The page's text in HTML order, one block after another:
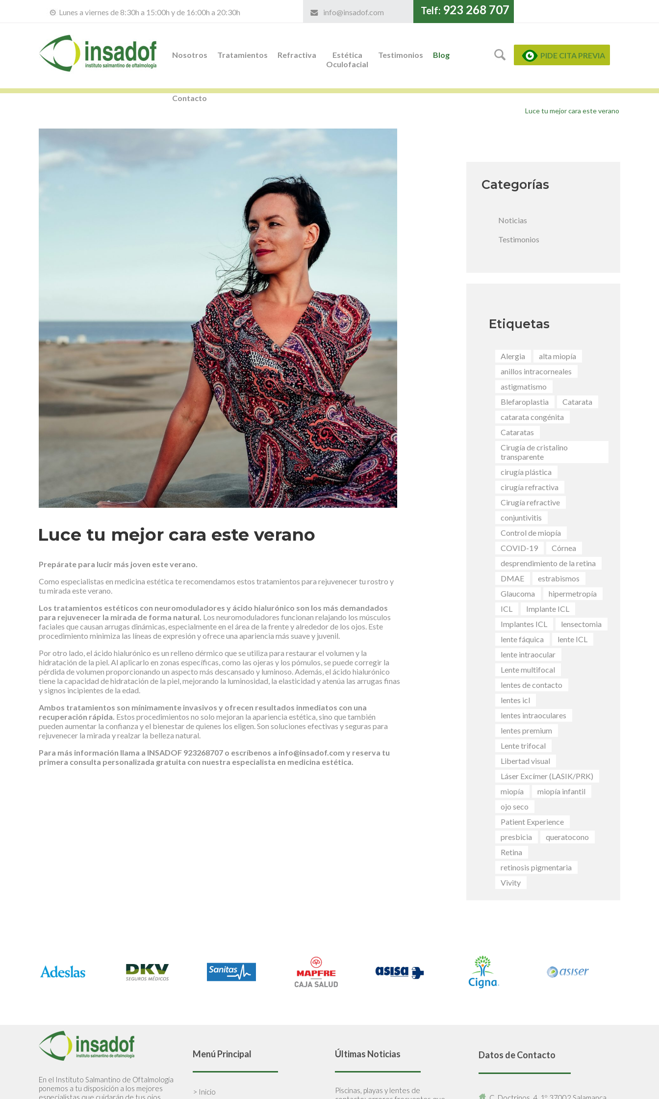
Lunes a viernes de 8:30h a 15:00h y de 16:00h a 20:30h info@insadof.com Telf: 923 268 707
Nosotros Tratamientos Refractiva
Estética
Oculofacial
Testimonios Blog
Contacto
PIDE CITA PREVIA
Luce tu mejor cara este verano
Luce tu mejor cara este verano
Prepárate para lucir más joven este verano.
Como especialistas en medicina estética te recomendamos estos tratamientos para rejuvenecer tu rostro y
tu mirada este verano.
Los tratamientos estéticos con neuromoduladores y ácido hialurónico son los más demandados
para rejuvenecer la mirada de forma natural. Los neuromoduladores funcionan relajando los músculos
faciales que causan arrugas dinámicas, especialmente en el área de la frente y alrededor de los ojos. Este
procedimiento minimiza las líneas de expresión y ofrece una apariencia más suave y juvenil.
Por otro lado, el ácido hialurónico es un relleno dérmico que se utiliza para restaurar el volumen y la
hidratación de la piel. Al aplicarlo en zonas específicas, como las ojeras y los pómulos, se puede corregir la
pérdida de volumen proporcionando un aspecto más descansado y luminoso. Además, el ácido hialurónico
tiene la capacidad de hidratación de la piel, mejorando la luminosidad, la elasticidad y atenúa las arrugas finas
y signos incipientes de la edad.
Ambos tratamientos son mínimamente invasivos y ofrecen resultados inmediatos con una
recuperación rápida. Estos procedimientos no solo mejoran la apariencia estética, sino que también
pueden aumentar la confianza y el bienestar de quienes los eligen. Son soluciones efectivas y seguras para
rejuvenecer la mirada y realzar la belleza natural.
Para más información llama a INSADOF 923268707 o escríbenos a info@insadof.com y reserva tu
primera consulta personalizada gratuita con nuestra especialista en medicina estética.
Categorías
Noticias
Testimonios
Etiquetas
Alergia
alta miopía
anillos intracorneales
astigmatismo
Blefaroplastia
Catarata
catarata congénita
Cataratas
Cirugía de cristalino
transparente
cirugía plástica
cirugía refractiva
Cirugía refractive
conjuntivitis
Control de miopía
COVID-19
Córnea
desprendimiento de la retina
DMAE
estrabismos
Glaucoma
hipermetropía
ICL
Implante ICL
Implantes ICL
lensectomia
lente fáquica
lente ICL
lente intraocular
Lente multifocal
lentes de contacto
lentes icl
lentes intraoculares
lentes premium
Lente trifocal
Libertad visual
Láser Excímer (LASIK/PRK)
miopía
miopía infantil
ojo seco
Patient Experience
presbicia
queratocono
Retina
retinosis pigmentaria
Vivity
En el Instituto Salmantino de Oftalmología
ponemos a tu disposición a los mejores
especialistas que cuidarán de tus ojos.
Menú Principal
> Inicio
Últimas Noticias
Piscinas, playas y lentes de
Datos de Contacto